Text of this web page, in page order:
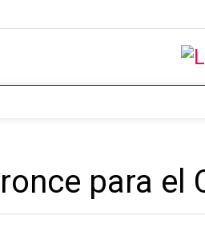
para el